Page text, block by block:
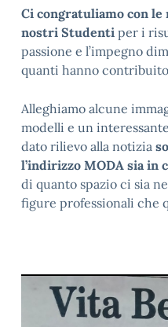
Ci congratuliamo con
nostri Studenti per i
passione e l’impegno
quanti hanno contribuito
Alleghiamo alcune
modelli e un
dato rilievo alla notizia
l’indirizzo MODA sia in
di quanto spazio ci sia
figure professionali che